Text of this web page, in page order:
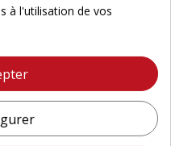
précieux,
5
->
à l'utilisation de vos